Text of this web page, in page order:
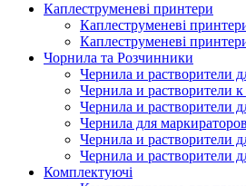
Каплеструменеві принтери
Каплеструменеві
Каплеструменеві
Чорнила та Розчинники
Чернила и растворители
Чернила и растворители
Чернила и растворители
Чернила для
Чернила и растворители
Чернила и растворители
Комплектуючі